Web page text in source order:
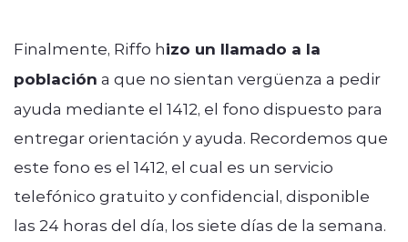
Finalmente, Riffo hizo un llamado a la
población a que no sientan vergüenza a pedir
ayuda mediante el 1412, el fono dispuesto para
entregar orientación y ayuda. Recordemos que
este fono es el 1412, el cual es un servicio
telefónico gratuito y confidencial, disponible
las 24 horas del día, los siete días de la semana.